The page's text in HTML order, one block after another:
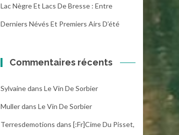
Lac Nègre Et Lacs De Bresse : Entre
Derniers Névés Et Premiers Airs D’été
Commentaires récents
Sylvainedans Le Vin De Sorbier
Mullerdans Le Vin De Sorbier
Terresdemotions dans [:fr]Cime Du Pisset,